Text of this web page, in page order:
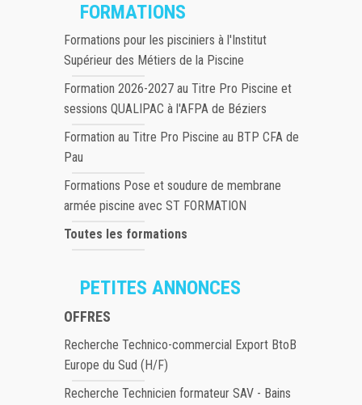
FORMATIONS
Formations pour les pisciniers à l'Institut
Supérieur des Métiers de la Piscine
Formation 2026-2027 au Titre Pro Piscine et
sessions QUALIPAC à l'AFPA de Béziers
Formation au Titre Pro Piscine au BTP CFA de
Pau
Formations Pose et soudure de membrane
armée piscine avec ST FORMATION
Toutes les formations
PETITES ANNONCES
OFFRES
Recherche Technico-commercial Export BtoB
Europe du Sud (H/F)
Recherche Technicien formateur SAV - Bains